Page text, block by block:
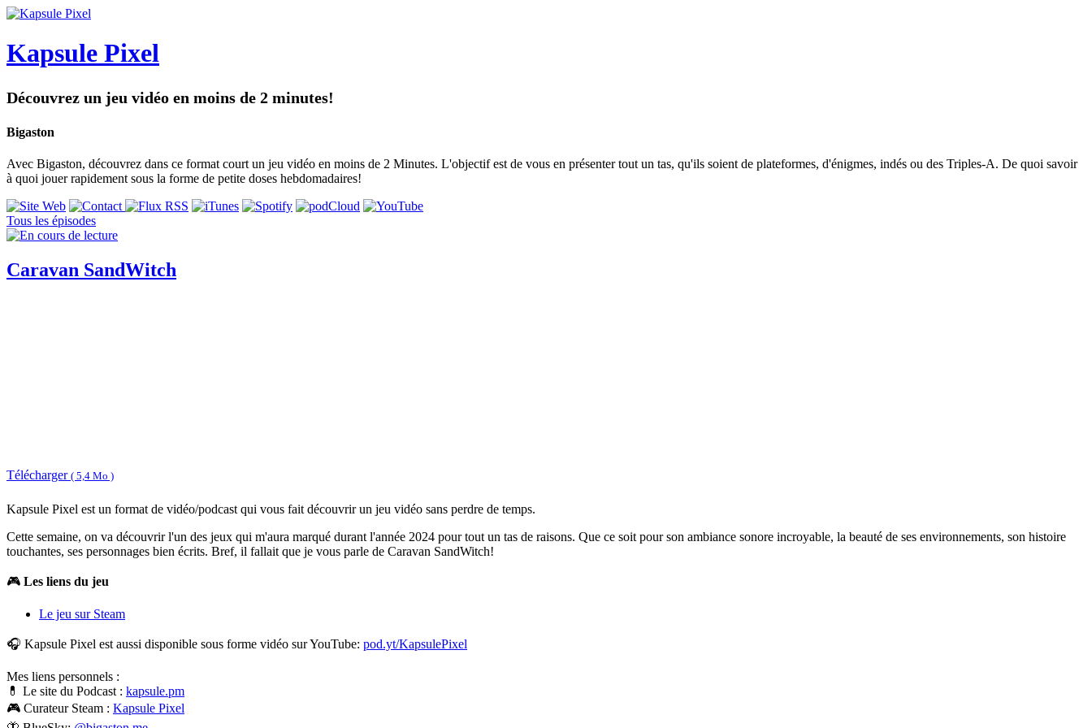
Kapsule Pixel
Découvrez un jeu vidéo en moins de 2 minutes!
Bigaston
Avec Bigaston, découvrez dans ce format court un jeu vidéo en moins de 2 Minutes. L'objectif est de vous en présenter tout un tas, qu'ils soient de plateformes, d'énigmes, indés ou des Triples-A. De quoi savoir
à quoi jouer rapidement sous la forme de petite doses hebdomadaires!
Tous les épisodes
Caravan SandWitch
Télécharger ( 5,4 Mo )
Kapsule Pixel est un format de vidéo/podcast qui vous fait découvrir un jeu vidéo sans perdre de temps.
Cette semaine, on va découvrir l'un des jeux qui m'aura marqué durant l'année 2024 pour tout un tas de raisons. Que ce soit pour son ambiance sonore incroyable, la beauté de ses environnements, son histoire
touchantes, ses personnages bien écrits. Bref, il fallait que je vous parle de Caravan SandWitch!
🎮 Les liens du jeu
Le jeu sur Steam
🎧 Kapsule Pixel est aussi disponible sous forme vidéo sur YouTube: pod.yt/KapsulePixel
Mes liens personnels :
💊 Le site du Podcast : kapsule.pm
🎮 Curateur Steam : Kapsule Pixel